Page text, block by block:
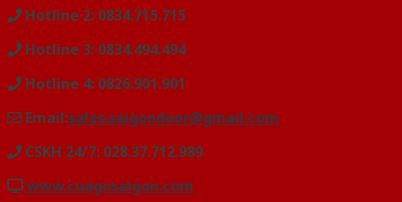
Hotline 2: 0834.715.715
Hotline 3: 0834.494.494
Hotline 4: 0826.901.901
Email:sales.saigondoor@gmail.com
CSKH 24/7: 028.37.712.989
www.cuagosaigon.com